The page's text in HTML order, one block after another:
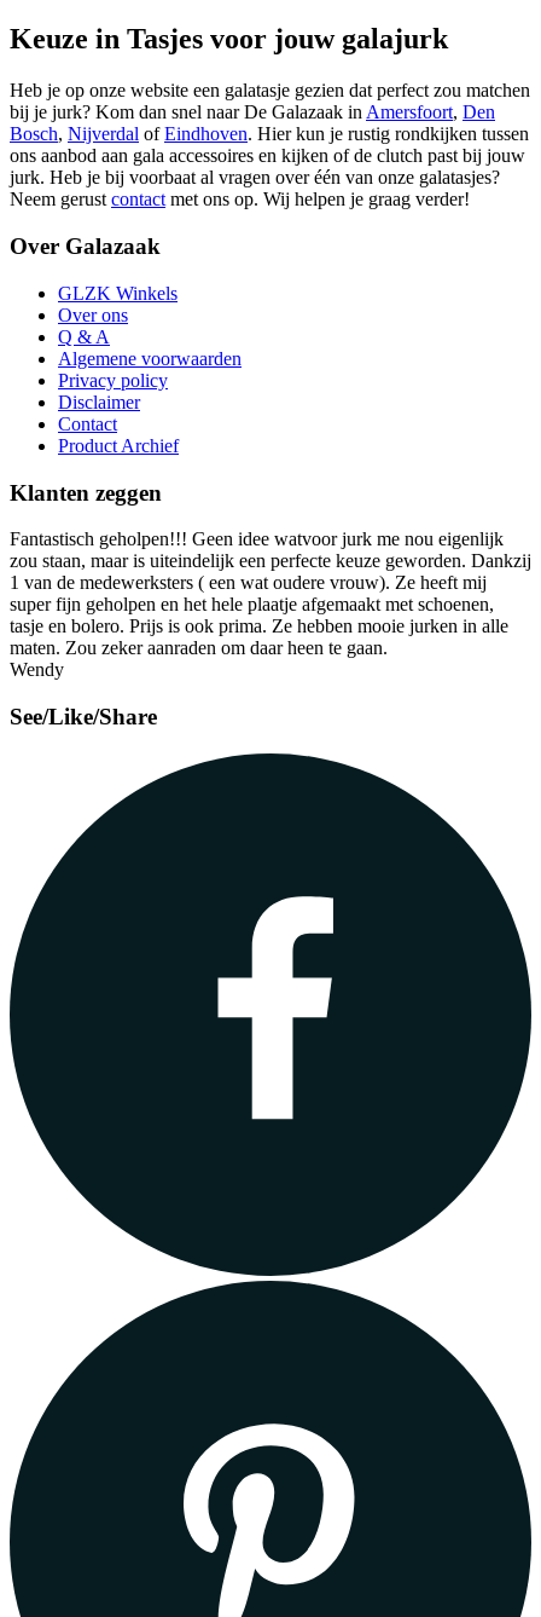
Keuze in Tasjes voor jouw galajurk
Heb je op onze website een galatasje gezien dat perfect zou matchen
bij je jurk? Kom dan snel naar De Galazaak in Amersfoort, Den
Bosch, Nijverdal ofEindhoven. Hier kun je rustig rondkijken tussen
ons aanbod aan gala accessoires en kijken of de clutch past bij jouw
jurk. Heb je bij voorbaat al vragen over één van onze galatasjes?
Neem gerust contact met ons op. Wij helpen je graag verder!
Over Galazaak
GLZK Winkels
Over ons
Q & A
Algemene voorwaarden
Privacy policy
Disclaimer
Contact
Product Archief
Klanten zeggen
Fantastisch geholpen!!! Geen idee watvoor jurk me nou eigenlijk
zou staan, maar is uiteindelijk een perfecte keuze geworden. Dankzij
1 van de medewerksters ( een wat oudere vrouw). Ze heeft mij
super fijn geholpen en het hele plaatje afgemaakt met schoenen,
tasje en bolero. Prijs is ook prima. Ze hebben mooie jurken in alle
maten. Zou zeker aanraden om daar heen te gaan.
Wendy
See/Like/Share